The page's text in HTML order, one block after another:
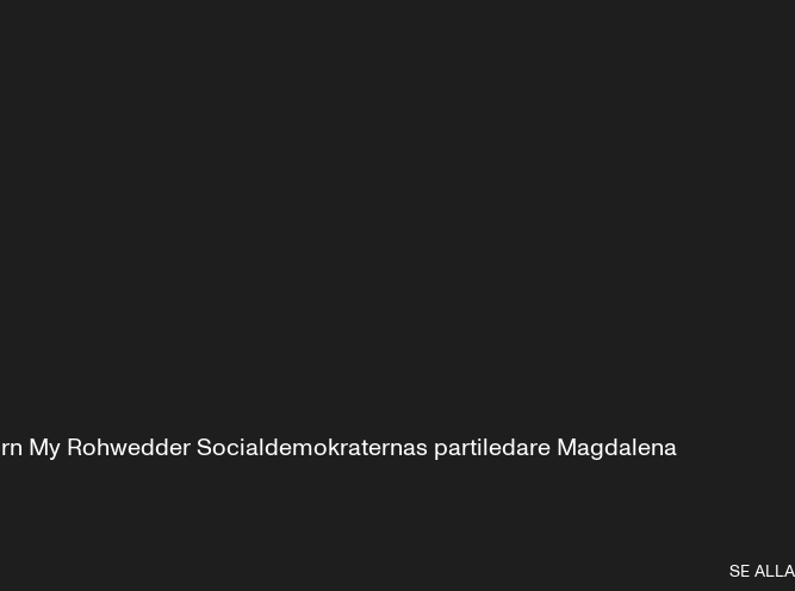
My Rohwedder Socialdemokraternas partiledare Magdalena
SE ALLA